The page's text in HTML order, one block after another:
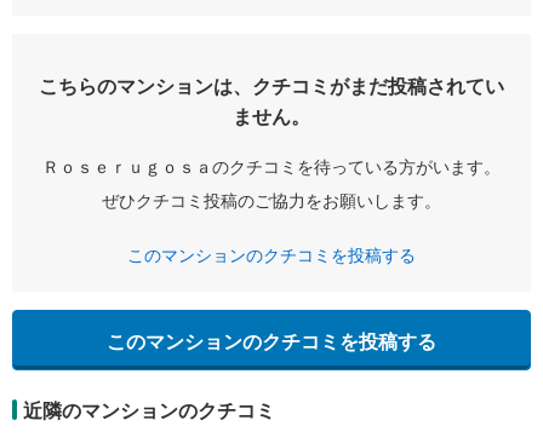
こちらのマンションは、クチコミがまだ投稿されてい
ません。
Ｒｏｓｅｒｕｇｏｓａのクチコミを待っている方がいます。
ぜひクチコミ投稿のご協力をお願いします。
このマンションのクチコミを投稿する
このマンションのクチコミを投稿する
近隣のマンションのクチコミ